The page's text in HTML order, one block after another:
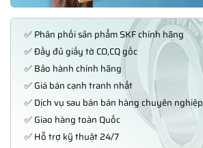
✅ Phân phối sản phẩm SKF chính hãng
✅ Đầy đủ giấy tờ CO,CQ gốc
✅ Bảo hành chính hãng
✅ Giá bán cạnh tranh nhất
✅ Dịch vụ sau bán bán hàng chuyên nghiệp
✅ Giao hàng toàn Quốc
✅ Hỗ trợ kỹ thuật 24/7